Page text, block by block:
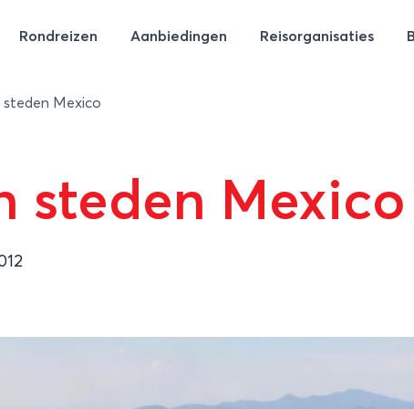
Rondreizen Aanbiedingen Reisorganisaties
steden Mexico
steden Mexico